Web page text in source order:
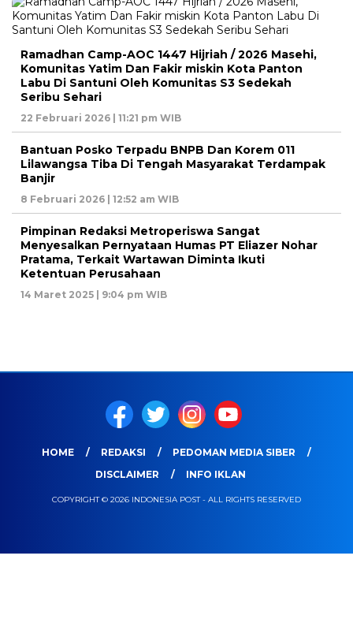
Ramadhan Camp-AOC 1447 Hijriah / 2026 Masehi,
Komunitas Yatim Dan Fakir miskin Kota Panton
Labu Di Santuni Oleh Komunitas S3 Sedekah
Seribu Sehari
22 Februari 2026 | 11:21 pm WIB
Bantuan Posko Terpadu BNPB Dan Korem 011
Lilawangsa Tiba Di Tengah Masyarakat Terdampak
Banjir
8 Februari 2026 | 12:52 am WIB
Pimpinan Redaksi Metroperiswa Sangat
Menyesalkan Pernyataan Humas PT Eliazer Nohar
Pratama, Terkait Wartawan Diminta Ikuti
Ketentuan Perusahaan
14 Maret 2025 | 9:04 pm WIB
HOME REDAKSI
PEDOMAN MEDIA SIBER
DISCLAIMER
INFO IKLAN
COPYRIGHT © 2026 INDONESIA POST - ALL RIGHTS RESERVED